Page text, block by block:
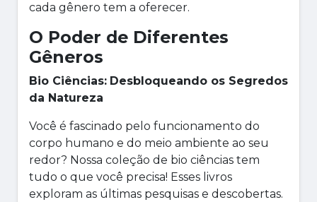
cada gênero tem a oferecer.
O Poder de Diferentes
Gêneros
Bio Ciências: Desbloqueando os Segredos
da Natureza
Você é fascinado pelo funcionamento do
corpo humano e do meio ambiente ao seu
redor? Nossa coleção de bio ciências tem
tudo o que você precisa! Esses livros
exploram as últimas pesquisas e descobertas.